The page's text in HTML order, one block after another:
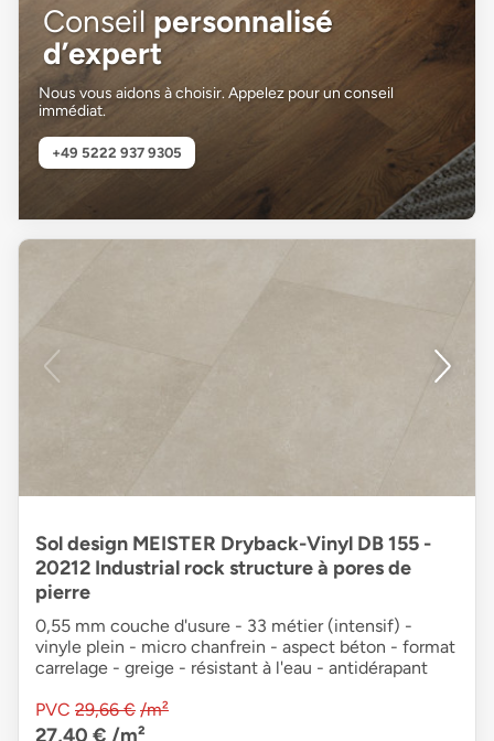
Conseil personnalisé
d’expert
Nous vous aidons à choisir. Appelez pour un conseil
immédiat.
+49 5222 937 9305
Sol design MEISTER Dryback-Vinyl DB 155 -
20212 Industrial rock structure à pores de
pierre
0,55 mm couche d'usure - 33 métier (intensif) -
vinyle plein - micro chanfrein - aspect béton - format
carrelage - greige - résistant à l'eau - antidérapant
PVC 29,66 € /m²
27,40 € /m²